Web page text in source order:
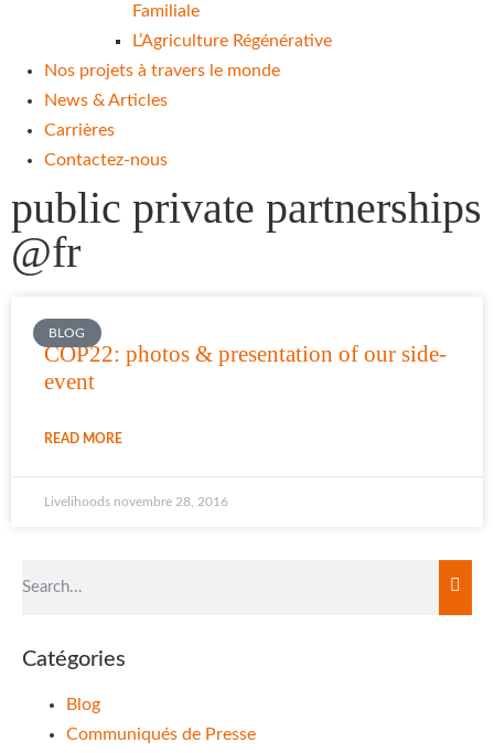
Familiale
L’Agriculture Régénérative
Nos projets à travers le monde
News & Articles
Carrières
Contactez-nous
public private partnerships
@fr
BLOG
COP22: photos & presentation of our side-
event
READ MORE
Livelihoods novembre 28, 2016
Catégories
Blog
Communiqués de Presse